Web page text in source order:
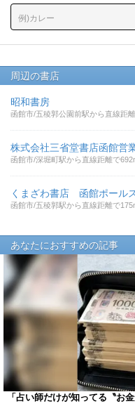
周辺の書店
昭和書房
函館市/五稜郭公園前駅から直線距
株式会社三省堂書店函館営
函館市/深堀町駅から直線距離で
くまざわ書店 函館ポール
函館市/五稜郭駅から直線距離で
あなたにおすすめの記事
「占い師だけが知ってる〝お